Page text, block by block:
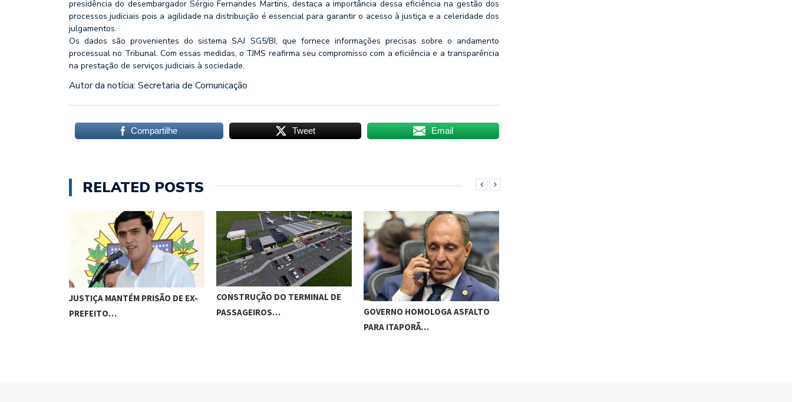
presidência do desembargador Sérgio Fernandes Martins, destaca a importância dessa eficiência na gestão dos
processos judiciais pois a agilidade na distribuição é essencial para garantir o acesso à justiça e a celeridade dos
julgamentos.
Os dados são provenientes do sistema SAJ SG5/BI, que fornece informações precisas sobre o andamento
processual no Tribunal. Com essas medidas, o TJMS reafirma seu compromisso com a eficiência e a transparência
na prestação de serviços judiciais à sociedade.
Autor da notícia: Secretaria de Comunicação
Compartilhe Tweet Email
RELATED POSTS
JUSTIÇA MANTÉM PRISÃO DE EX-
PREFEITO…
CONSTRUÇÃO DO TERMINAL DE
PASSAGEIROS…
GOVERNO HOMOLOGA ASFALTO
PARA ITAPORÃ…